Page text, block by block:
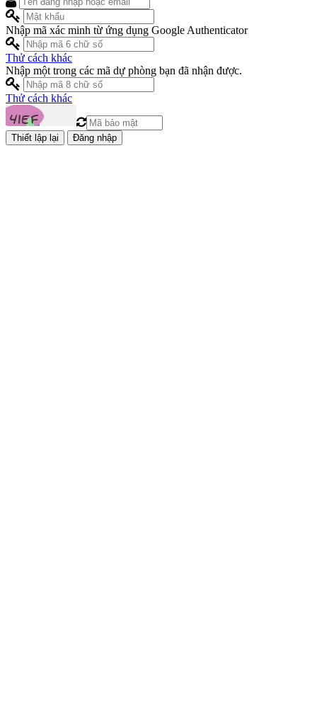
Nhập mã xác minh từ ứng dụng Google Authenticator
Thử cách khác
Nhập một trong các mã dự phòng bạn đã nhận được.
Thử cách khác
Đăng nhập